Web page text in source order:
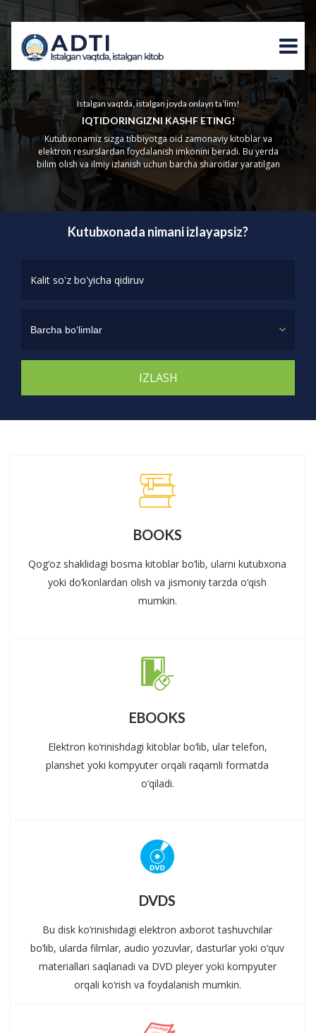
Istalgan vaqtda, istalgan joyda onlayn ta’lim!
IQTIDORINGIZNI KASHF ETING!
Kutubxonamiz sizga tibbiyotga oid zamonaviy kitoblar va
elektron resurslardan foydalanish imkonini beradi. Bu yerda
bilim olish va ilmiy izlanish uchun barcha sharoitlar yaratilgan
Kutubxonada nimani izlayapsiz?
Barcha bo‘limlar
BOOKS
Qog‘oz shaklidagi bosma kitoblar bo‘lib, ularni kutubxona
yoki do‘konlardan olish va jismoniy tarzda o‘qish
mumkin.
EBOOKS
Elektron ko‘rinishdagi kitoblar bo‘lib, ular telefon,
planshet yoki kompyuter orqali raqamli formatda
o‘qiladi.
DVDS
Bu disk ko‘rinishidagi elektron axborot tashuvchilar
bo‘lib, ularda filmlar, audio yozuvlar, dasturlar yoki o‘quv
materiallari saqlanadi va DVD pleyer yoki kompyuter
orqali ko‘rish va foydalanish mumkin.